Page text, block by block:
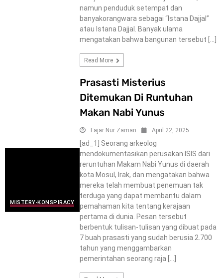
namun penduduk setempat dan
banyakorangwara sebagai “Istana Dajjal”
atau Istana Dajjal. Banyak ulama
mengatakan bahwa bangunan tersebut […]
Read More
MISTERY-KONSPIRACY
Prasasti Misterius
Ditemukan Di Runtuhan
Makan Nabi Yunus
Fajar Nur Zaman April 22, 2025
[ad_1] Seorang arkeolog
mendokumentasikan perusakan ISIS dari
reruntuhan Makam Nabi Yunus di daerah
kota Mosul, Irak, dan mengatakan bahwa
mereka telah membuat penemuan tak
terduga yang dapat membantu dalam
pemahaman kita tentang kerajaan
pertama di dunia. Pesan tersebut
berbentuk tulisan-tulisan yang dibuat pada
7 buah prasasti yang sudah berusia 2.700
tahun yang menggambarkan
pemerintahan seorang raja […]